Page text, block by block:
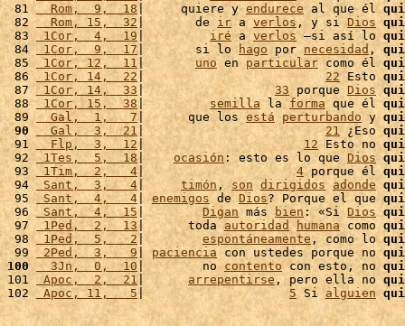
81
  Rom,  9,  18
|     quiere y endurece al que él
82
  Rom, 15,  32
|       de ir a verlos, y si Dios
83 1Cor,  4,  19 | iré a verlos –si así lo
84 1Cor,  9,  17 |       si lo hago por necesidad ,
85
1Cor, 12,  11 | uno en particular como él
86
1Cor, 14,  22 | 22 Esto
87 1Cor, 14,  33 | 33 porque Dios
88 1Cor, 15,  38| semilla la forma que él
89
  Gal,  1,   7
|      que los está perturbando y
90
  Gal,  3,  21
| 21 ¿Eso
91
  Flp,  3,  12
| 12 Esto no
92 1Tes,  5,  18| ocasión : esto es lo que Dios
93 1Tim,  2,   4 | 4 porque él
94
Sant,  3,   4 | timón , son dirigidos adonde
95 Sant,  4,   4 | enemigos de Dios? Porque el que
96 Sant,  4,  15| Digan más bien : «Si Dios
97
1Ped,  2,  13 |      toda autoridad humana como
98 1Ped,  5,   2 | espontáneamente , como lo
99 2Ped,  3,   9 | paciencia con ustedes porque no
100
  3Jn,  0,  10
|        no contento con esto, no
101
Apoc,  2,  21 | arrepentirse , pero ella no
102
Apoc, 11,   5 | 5 Si alguien